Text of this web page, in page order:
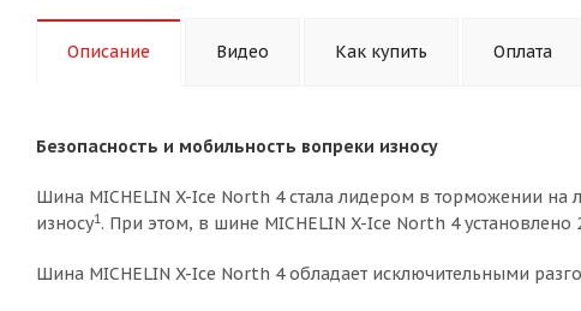
Описание Видео Как купить Оплата
Безопасность и мобильность вопреки износу
Шина MICHELIN X-Ice North 4 стала лидером в торможении на
износу1. При этом, в шине MICHELIN X-Ice North 4 установлено
Шина MICHELIN X-Ice North 4 обладает исключительными